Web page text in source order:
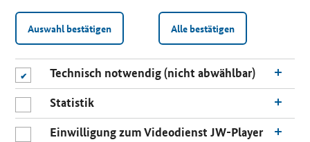
Auswahl bestätigen Alle bestätigen
Technisch notwendig (nicht abwählbar)
Statistik
Einwilligung zum Videodienst JW-Player